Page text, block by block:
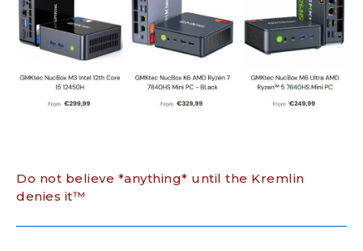
Do not believe *anything* until the Kremlin
denies it™